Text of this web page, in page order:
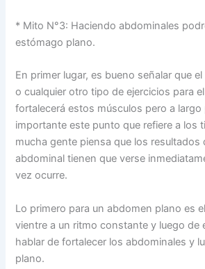
* Mito N°3: Haciendo abdominales
estómago plano.
En primer lugar, es bueno señalar que
o cualquier otro tipo de ejercicios para
fortalecerá estos músculos pero a largo
importante este punto que refiere a los
mucha gente piensa que los resultados
abdominal tienen que verse
vez ocurre.
Lo primero para un abdomen plano es
vientre a un ritmo constante y luego de
hablar de fortalecer los abdominales y
plano.